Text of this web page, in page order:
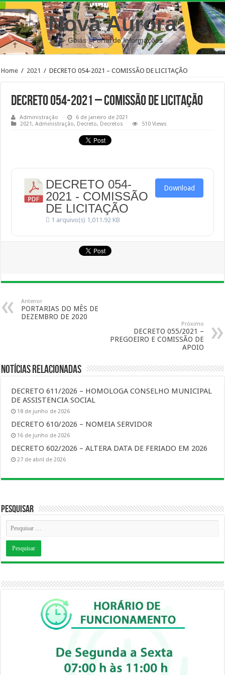
Nova Aurora
– Goiás | Portal de Informações
Home / 2021 / DECRETO 054-2021 – COMISSÃO DE LICITAÇÃO
DECRETO 054-2021 – COMISSÃO DE LICITAÇÃO
Administração
6 de janeiro de 2021
2021,Administração, Decreto, Decretos 510 Views
DECRETO 054-
2021 - COMISSÃO
DE LICITAÇÃO
1 arquivo(s) 1,011.92 KB
Download
Anterior
PORTARIAS DO MÊS DE
DEZEMBRO DE 2020
Próximo
DECRETO 055/2021 –
PREGOEIRO E COMISSÃO DE
APOIO
Notícias Relacionadas
DECRETO 611/2026 – HOMOLOGA CONSELHO MUNICIPAL
DE ASSISTENCIA SOCIAL
18 de junho de 2026
DECRETO 610/2026 – NOMEIA SERVIDOR
16 de junho de 2026
DECRETO 602/2026 – ALTERA DATA DE FERIADO EM 2026
27 de abril de 2026
Pesquisar